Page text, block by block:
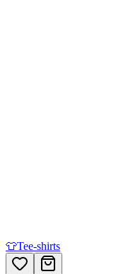
👕Tee-shirts